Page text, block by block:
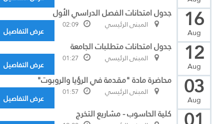
16
Aug
جدول امتحانات الفصل الدراسي الأول
المبنى الرئيسي 02:09
عرض التفاصيل
12
Aug
جدول امتحانات متطلبات الجامعة
المبنى الرئيسي 01:27
عرض التفاصيل
03
Aug
محاضرة مادة "مقدمة في الرؤيا والروبوت"
المبنى الرئيسي 01:57
عرض التفاصيل
كلية الحاسوب - مشاريع التخرج